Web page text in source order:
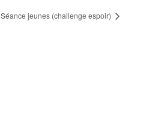
Séance jeunes (challenge espoir)